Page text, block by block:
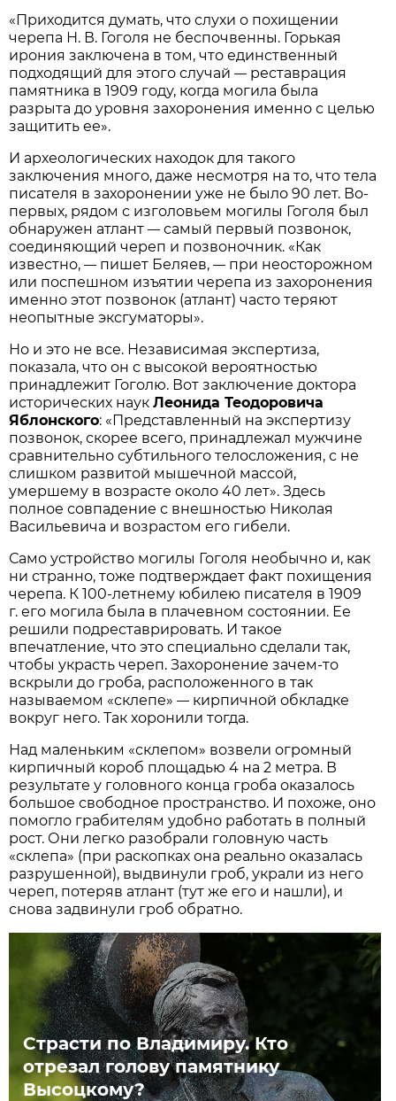
«Приходится думать, что слухи о похищении
черепа Н. В. Гоголя не беспочвенны. Горькая
ирония заключена в том, что единственный
подходящий для этого случай— реставрация
памятника в 1909 году, когда могила была
разрыта до уровня захоронения именно с целью
защитить ее».
И археологических находок для такого
заключения много, даже несмотря на то, что тела
писателя в захоронении уже не было 90 лет. Во-
первых, рядом с изголовьем могилы Гоголя был
обнаружен атлант— самый первый позвонок,
соединяющий череп и позвоночник. «Как
известно,— пишет Беляев,— при неосторожном
или поспешном изъятии черепа из захоронения
именно этот позвонок (атлант) часто теряют
неопытные эксгуматоры».
Но и это не все. Независимая экспертиза,
показала, что он с высокой вероятностью
принадлежит Гоголю. Вот заключение доктора
исторических наукЛеонида Теодоровича
Яблонского: «Представленный на экспертизу
позвонок, скорее всего, принадлежал мужчине
сравнительно субтильного телосложения, с не
слишком развитой мышечной массой,
умершему в возрасте около 40 лет». Здесь
полное совпадение с внешностью Николая
Васильевича и возрастом его гибели.
Само устройство могилы Гоголя необычно и, как
ни странно, тоже подтверждает факт похищения
черепа. К 100-летнему юбилею писателя в 1909
г. его могила была в плачевном состоянии. Ее
решили подреставрировать. И такое
впечатление, что это специально сделали так,
чтобы украсть череп. Захоронение зачем-то
вскрыли до гроба, расположенного в так
называемом «склепе»— кирпичной обкладке
вокруг него. Так хоронили тогда.
Над маленьким «склепом» возвели огромный
кирпичный короб площадью 4 на 2 метра. В
результате у головного конца гроба оказалось
большое свободное пространство. И похоже, оно
помогло грабителям удобно работать в полный
рост. Они легко разобрали головную часть
«склепа» (при раскопках она реально оказалась
разрушенной), выдвинули гроб, украли из него
череп, потеряв атлант (тут же его и нашли), и
снова задвинули гроб обратно.
Страсти по Владимиру. Кто
отрезал голову памятнику
Высоцкому?